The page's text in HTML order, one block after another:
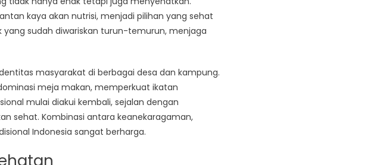
kaya akan nutrisi, menjadi pilihan yang sehat
yang sudah diwariskan turun-temurun, menjaga
masyarakat di berbagai desa dan kampung.
meja makan, memperkuat ikatan
mulai diakui kembali, sejalan dengan
sehat. Kombinasi antara keanekaragaman,
Indonesia sangat berharga.